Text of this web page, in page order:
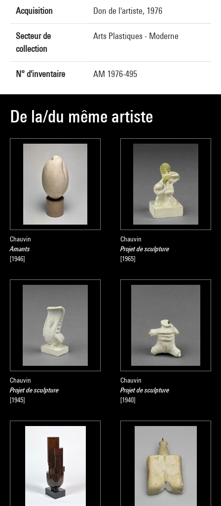
Acquisition Don de l'artiste, 1976
Secteur de
collection
Arts Plastiques - Moderne
N° d'inventaire AM 1976-495
De la/du même artiste
Chauvin
Amants
[1946]
Chauvin
Projet de sculpture
[1965]
Chauvin
Projet de sculpture
[1945]
Chauvin
Projet de sculpture
[1940]